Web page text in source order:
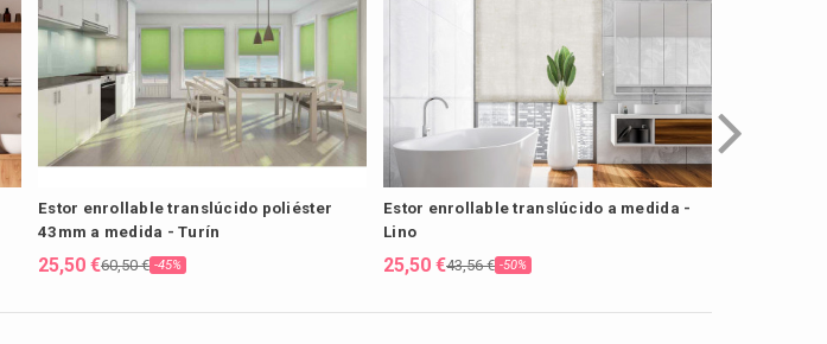
Estor enrollable translúcido poliéster
43mm a medida - Turín
25,50 €60,50 € -45%
Estor enrollable translúcido a medida -
Lino
25,50 €43,56 € -50%